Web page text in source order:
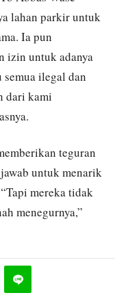
lahan parkir untuk
Ia pun
izin untuk adanya
ilegal dan
dari kami
teguran
untuk menarik
mereka tidak
menegurnya,”